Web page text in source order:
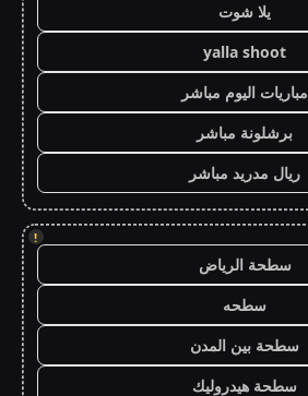
يلا شوت
yalla shoot
مباريات اليوم مباشر
برشلونة مباشر
ريال مدريد مباشر
!
سطحة الرياض
سطحه
سطحة بين المدن
سطحة هيدروليك